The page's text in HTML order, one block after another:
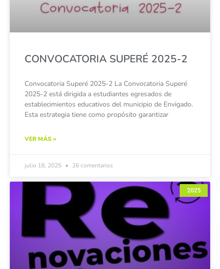
CONVOCATORIA SUPERÉ 2025-2
Convocatoria Superé 2025-2 La Convocatoria Superé
2025-2 está dirigida a estudiantes egresados de
establecimientos educativos del municipio de Envigado.
Esta estrategia tiene como propósito garantizar
VER MÁS »
julio 18, 2025 26 comentarios
2025